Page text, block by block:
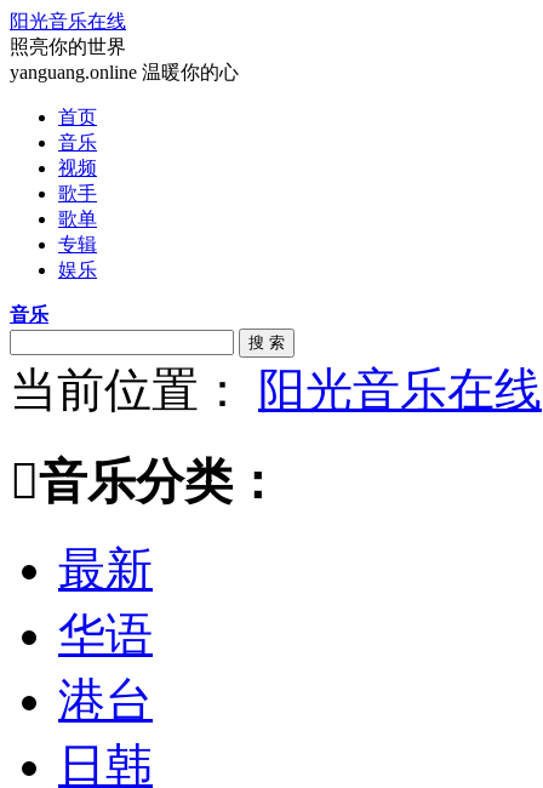
阳光音乐在线
照亮你的世界
yanguang.online 温暖你的心
首页
音乐
视频
歌手
歌单
专辑
娱乐
音乐
搜 索
当前位置： 阳光音乐在线
音乐分类：
最新
华语
港台
日韩